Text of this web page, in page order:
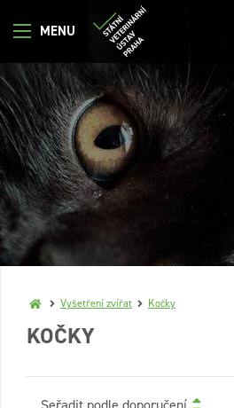
Vyšetření zvířat Kočky
KOČKY